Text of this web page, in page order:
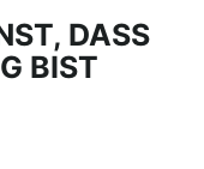
DASS
BIST